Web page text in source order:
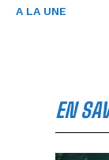
A LA UNE
EN